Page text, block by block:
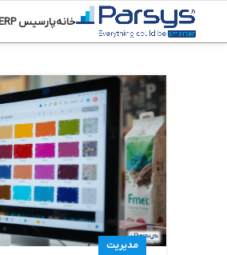
خانهپارسیس ERP
مدیریت